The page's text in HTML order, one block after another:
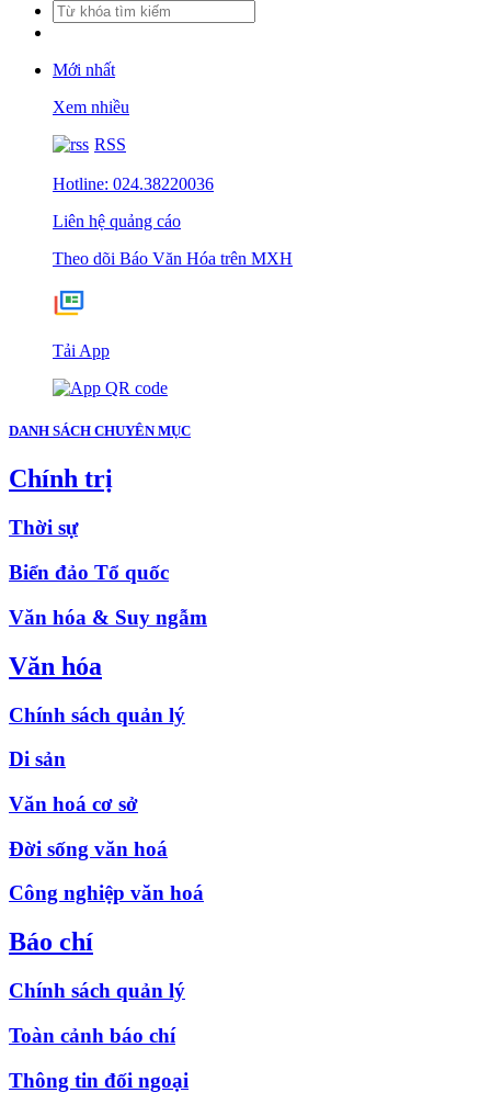
Mới nhất
Xem nhiều
RSS
Hotline: 024.38220036
Liên hệ quảng cáo
Theo dõi Báo Văn Hóa trên MXH
Tải App
DANH SÁCH CHUYÊN MỤC
Chính trị
Thời sự
Biển đảo Tổ quốc
Văn hóa & Suy ngẫm
Văn hóa
Chính sách quản lý
Di sản
Văn hoá cơ sở
Đời sống văn hoá
Công nghiệp văn hoá
Báo chí
Chính sách quản lý
Toàn cảnh báo chí
Thông tin đối ngoại